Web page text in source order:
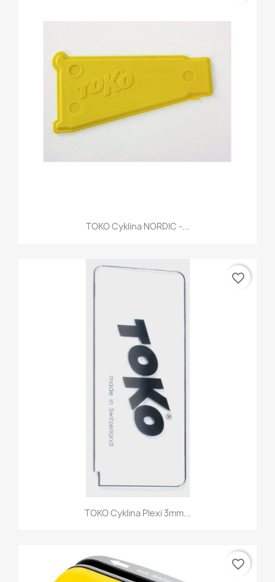
TOKO Cyklina NORDIC -...
TOKO Cyklina Plexi 3mm...
favorite_border
favorite_border